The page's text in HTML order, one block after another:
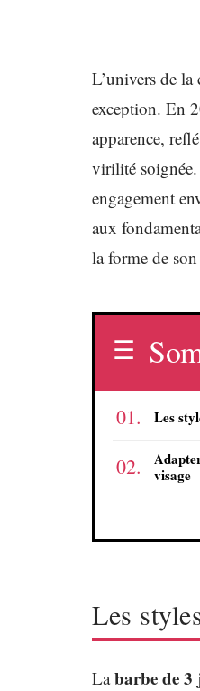
L’univers de
exception. En
apparence,
virilité soignée.
engagement
aux
la forme de
Les
visage
Les
Labarbe de 3